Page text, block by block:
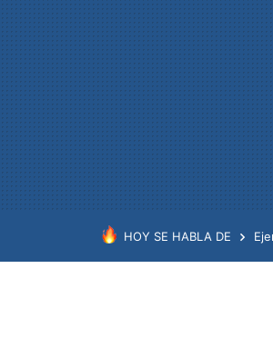
HOY SE HABLA DE